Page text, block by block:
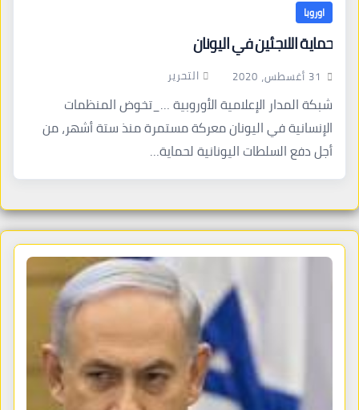
اوروبا
حماية اللاجئين في اليونان
31 أغسطس، 2020 التحرير
شبكة المدار الإعلامية الأوروبية …_تخوض المنظمات
الإنسانية في اليونان معركة مستمرة منذ ستة أشهر، من
أجل دفع السلطات اليونانية لحماية…